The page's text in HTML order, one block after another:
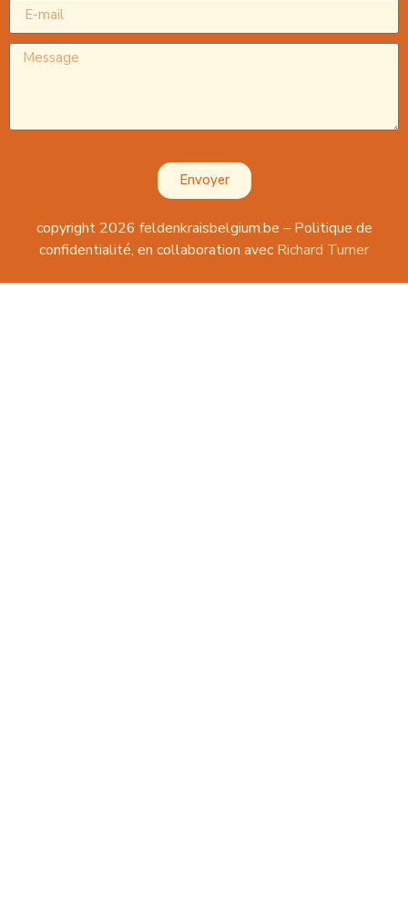
Envoyer
copyright 2026 feldenkraisbelgium.be – Politique de
confidentialité, en collaboration avec Richard Turner